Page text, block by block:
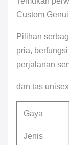
Custom
Pilihan
pria,
perjalanan
dan tas
Gaya
Jenis